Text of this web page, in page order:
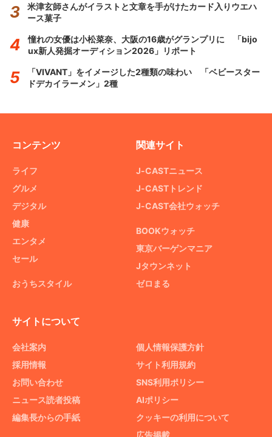
米津玄師さんがイラストと文章を手がけたカード入りウエハ
ース菓子
憧れの女優は小松菜奈、大阪の16歳がグランプリに 「bijo
ux新人発掘オーディション2026」リポート
「VIVANT」をイメージした2種類の味わい 「ベビースター
ドデカイラーメン」2種
コンテンツ
ライフ
グルメ
デジタル
健康
エンタメ
セール
おうちスタイル
関連サイト
J-CASTニュース
J-CASTトレンド
J-CAST会社ウォッチ
BOOKウォッチ
東京バーゲンマニア
Jタウンネット
ゼロまる
サイトについて
会社案内
採用情報
お問い合わせ
ニュース読者投稿
編集長からの手紙
個人情報保護方針
サイト利用規約
SNS利用ポリシー
AIポリシー
クッキーの利用について
広告掲載